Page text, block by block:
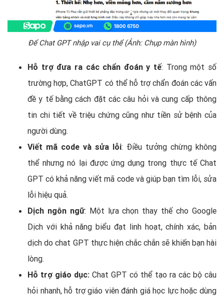
Để Chat GPT nhập vai cụ thể (Ảnh: Chụp màn hình)
Hỗ trợ đưa ra các chẩn đoán y tế: Trong một số
trường hợp, ChatGPT có thể hỗ trợ chẩn đoán các vấn
đề y tế bằng cách đặt các câu hỏi và cung cấp thông
tin chi tiết về triệu chứng cũng như tiền sử bệnh của
người dùng.
Viết mã code và sửa lỗi: Điều tưởng chừng không
thể nhưng nó lại được ứng dụng trong thực tế Chat
GPT có khả năng viết mã code và giúp bạn tìm lỗi, sửa
lỗi hiệu quả.
Dịch ngôn ngữ: Một lựa chọn thay thế cho Google
Dịch với khả năng biểu đạt linh hoạt, chính xác, bản
dịch do chat GPT thực hiện chắc chắn sẽ khiến bạn hài
lòng.
Hỗ trợ giáo dục: Chat GPT có thể tạo ra các bộ câu
hỏi nhanh, hỗ trợ giáo viên đánh giá học lực hoặc dùng